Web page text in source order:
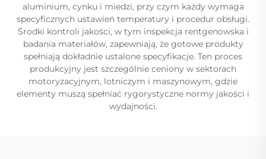
aluminium, cynku i miedzi, przy czym każdy wymaga
specyficznych ustawień temperatury i procedur obsługi.
Środki kontroli jakości, w tym inspekcja rentgenowska i
badania materiałów, zapewniają, że gotowe produkty
spełniają dokładnie ustalone specyfikacje. Ten proces
produkcyjny jest szczególnie ceniony w sektorach
motoryzacyjnym, lotniczym i maszynowym, gdzie
elementy muszą spełniać rygorystyczne normy jakości i
wydajności.